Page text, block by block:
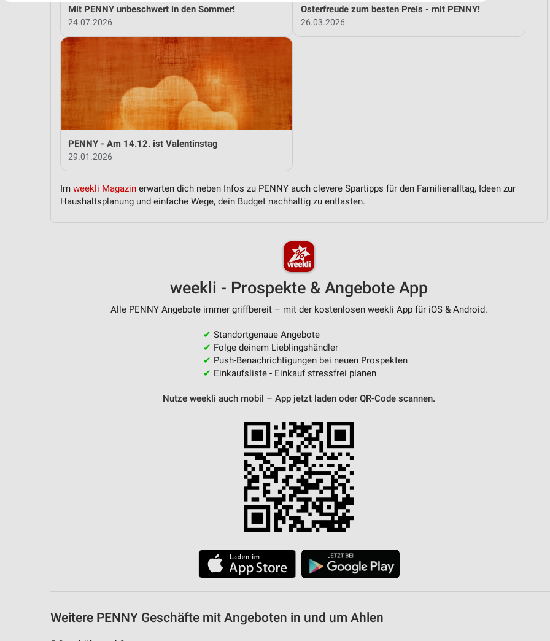
Mit PENNY unbeschwert in den Sommer!
24.07.2026
Osterfreude zum besten Preis - mit PENNY!
26.03.2026
PENNY - Am 14.12. ist Valentinstag
29.01.2026
Im weekli Magazin erwarten dich neben Infos zu PENNY auch clevere Spartipps für den Familienalltag, Ideen zur
Haushaltsplanung und einfache Wege, dein Budget nachhaltig zu entlasten.
weekli - Prospekte & Angebote App
Alle PENNY Angebote immer griffbereit – mit der kostenlosen weekli App für iOS & Android.
✔ Standortgenaue Angebote
✔ Folge deinem Lieblingshändler
✔ Push-Benachrichtigungen bei neuen Prospekten
✔ Einkaufsliste - Einkauf stressfrei planen
Nutze weekli auch mobil – App jetzt laden oder QR-Code scannen.
Weitere PENNY Geschäfte mit Angeboten in und um Ahlen
Erstellung von Profilen zur Personalisierung von Inhalten
Verwendung von Profilen zur Auswahl personalisierter Inhalte
Messung der Werbeleistung
Messung der Performance von Inhalten
Analyse von Zielgruppen durch Statistiken oder Kombinationen von Daten aus verschiedenen
Entwicklung und Verbesserung der Angebote
Verwendung reduzierter Daten zur Auswahl von Inhalten
IAB-Besonderheiten:
Geräte anhand von aktiv angeforderten Informationen identifizieren